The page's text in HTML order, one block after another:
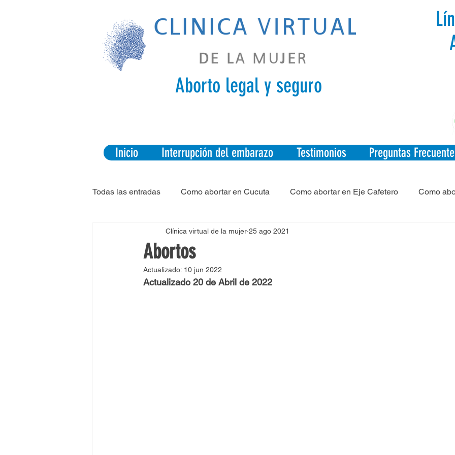
Aborto legal y seguro
Inicio Interrupción del embarazo Testimonios Preguntas
Todas las entradas Como abortar en Cucuta Como abortar en Eje Cafetero Como
Como abortar en Bogota Como abortar en Medellin
Como abortar en Barranquilla
Abortos
Clínica virtual de la mujer 25 ago 2021
Actualizado: 10 jun 2022
Actualizado 20 de Abril de 2022